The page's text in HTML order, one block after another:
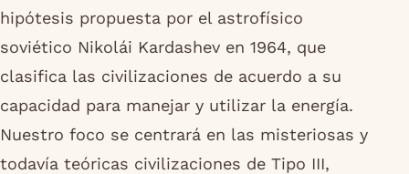
hipótesis propuesta por el astrofísico
soviético Nikolái Kardashev en 1964, que
clasifica las civilizaciones de acuerdo a su
capacidad para manejar y utilizar la energía.
Nuestro foco se centrará en las misteriosas y
todavía teóricas civilizaciones de Tipo III,